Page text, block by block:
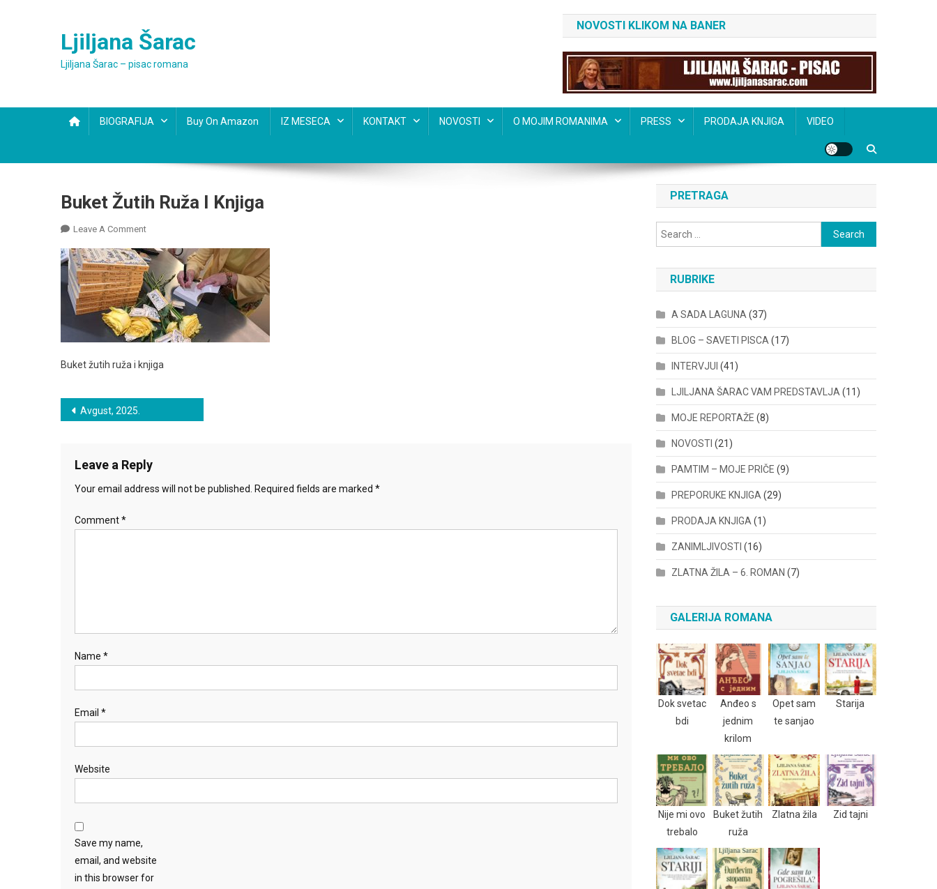
Ljiljana Šarac
Ljiljana Šarac – pisac romana
NOVOSTI KLIKOM NA BANER
BIOGRAFIJA Buy On Amazon IZ MESECA KONTAKT NOVOSTI O MOJIM ROMANIMA PRESS PRODAJA KNJIGA VIDEO
Buket Žutih Ruža I Knjiga
Leave A CommentOn
Žutih
Ruža
I
Knjiga
Buket žutih ruža i knjiga
Post
Avgust, 2025.
Leave a Reply
Your email address will not be published. Required fields are marked *
Comment*
Name *
Email *
Website
Save my name,
email, and website
in this browser for
PRETRAGA
Search
for:
RUBRIKE
A SADA LAGUNA (37)
BLOG – SAVETI PISCA (17)
INTERVJUI (41)
LJILJANA ŠARAC VAM PREDSTAVLJA (11)
MOJE REPORTAŽE (8)
NOVOSTI (21)
PAMTIM – MOJE PRIČE (9)
PREPORUKE KNJIGA (29)
PRODAJA KNJIGA (1)
ZANIMLJIVOSTI (16)
ZLATNA ŽILA – 6. ROMAN (7)
GALERIJA ROMANA
Dok svetac
bdi
Anđeo s
jednim
krilom
Opet sam
te sanjao
Starija
Nije mi ovo
trebalo
Buket žutih
ruža
Zlatna žila Zid tajni